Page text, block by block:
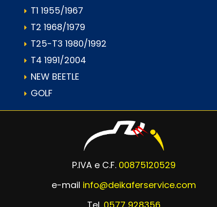
T1 1955/1967
T2 1968/1979
T25-T3 1980/1992
T4 1991/2004
NEW BEETLE
GOLF
P.IVA e C.F. 00875120529
e-mail info@deikaferservice.com